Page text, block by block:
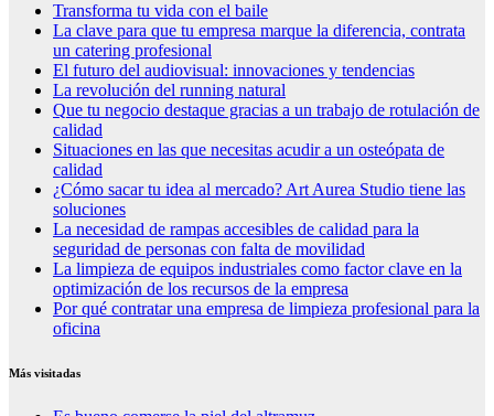
Transforma tu vida con el baile
La clave para que tu empresa marque la diferencia, contrata
un catering profesional
El futuro del audiovisual: innovaciones y tendencias
La revolución del running natural
Que tu negocio destaque gracias a un trabajo de rotulación de
calidad
Situaciones en las que necesitas acudir a un osteópata de
calidad
¿Cómo sacar tu idea al mercado? Art Aurea Studio tiene las
soluciones
La necesidad de rampas accesibles de calidad para la
seguridad de personas con falta de movilidad
La limpieza de equipos industriales como factor clave en la
optimización de los recursos de la empresa
Por qué contratar una empresa de limpieza profesional para la
oficina
Más visitadas